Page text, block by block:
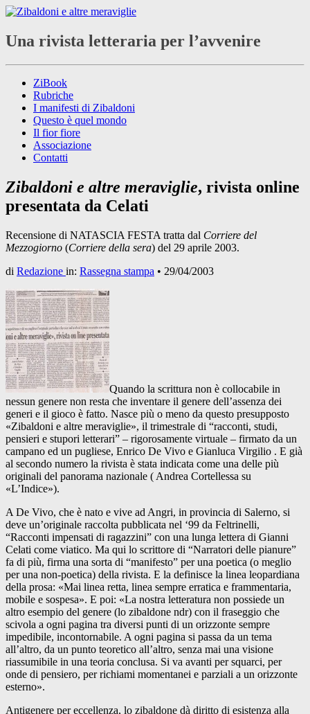
Una rivista letteraria per l’avvenire
ZiBook
Rubriche
I manifesti di Zibaldoni
Questo è quel mondo
Il fior fiore
Associazione
Contatti
Zibaldoni e altre meraviglie, rivista online
presentata da Celati
Recensione di NATASCIA FESTA tratta dal Corriere del
Mezzogiorno (Corriere della sera) del 29 aprile 2003.
di Redazione in: Rassegna stampa • 29/04/2003
Quando la scrittura non è collocabile in
nessun genere non resta che inventare il genere dell’assenza dei
generi e il gioco è fatto. Nasce più o meno da questo presupposto
«Zibaldoni e altre meraviglie», il trimestrale di “racconti, studi,
pensieri e stupori letterari” – rigorosamente virtuale – firmato da un
campano ed un pugliese, Enrico De Vivo e Gianluca Virgilio . E già
al secondo numero la rivista è stata indicata come una delle più
originali del panorama nazionale ( Andrea Cortellessa su
«L’Indice»).
A De Vivo, che è nato e vive ad Angri, in provincia di Salerno, si
deve un’originale raccolta pubblicata nel ‘99 da Feltrinelli,
“Racconti impensati di ragazzini” con una lunga lettera di Gianni
Celati come viatico. Ma qui lo scrittore di “Narratori delle pianure”
fa di più, firma una sorta di “manifesto” per una poetica (o meglio
per una non-poetica) della rivista. E la definisce la linea leopardiana
della prosa: «Mai linea retta, linea sempre erratica e frammentaria,
mobile e sospesa». E poi: «La nostra letteratura non possiede un
altro esempio del genere (lo zibaldone ndr) con il fraseggio che
scivola a ogni pagina tra diversi punti di un orizzonte sempre
impedibile, incontornabile. A ogni pagina si passa da un tema
all’altro, da un punto teoretico all’altro, senza mai una visione
riassumibile in una teoria conclusa. Si va avanti per squarci, per
onde di pensiero, per richiami momentanei e parziali a un orizzonte
esterno».
Antigenere per eccellenza, lo zibaldone dà diritto di esistenza alla